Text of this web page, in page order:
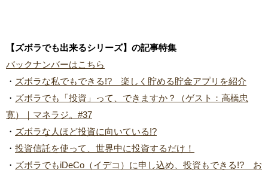
【ズボラでも出来るシリーズ】の記事特集
バックナンバーはこちら
・ ズボラな私でもできる!? 楽しく貯める貯金アプリを紹介
・ ズボラでも「投資」って、できますか？（ゲスト：高橋忠
寛）｜マネラジ。#37
・ ズボラな人ほど投資に向いている!?
・ 投資信託を使って、世界中に投資するだけ！
・ ズボラでもiDeCo（イデコ）に申し込め、投資もできる!? お